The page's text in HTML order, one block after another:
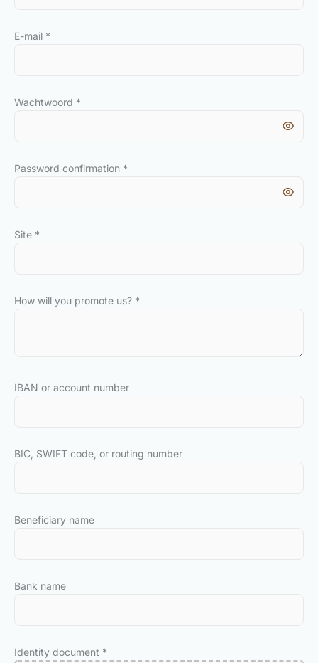
E-mail *
Wachtwoord *
Password confirmation *
Site *
How will you promote us? *
IBAN or account number
BIC, SWIFT code, or routing number
Beneficiary name
Bank name
Identity document *